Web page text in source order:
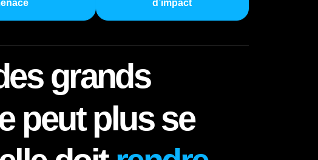
d’impact
grands
peut plus se